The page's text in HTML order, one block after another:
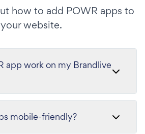
how to add POWR apps to
your website.
app work on my Brandlive
mobile-friendly?